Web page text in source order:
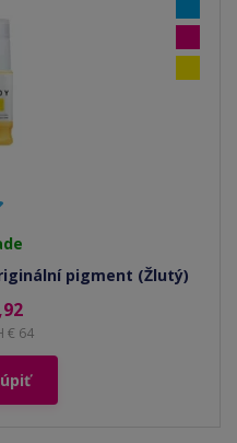
pigment (Žlutý)
€ 64